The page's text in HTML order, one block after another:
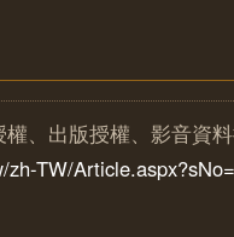
、出版授權、影音資
TW/